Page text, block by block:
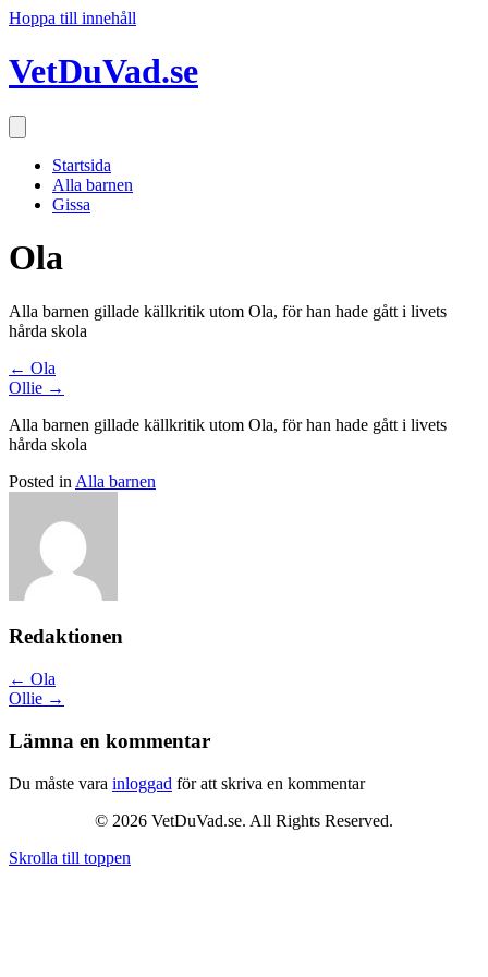
Hoppa till innehåll
VetDuVad.se
Startsida
Alla barnen
Gissa
Ola
Alla barnen gillade källkritik utom Ola, för han hade gått i livets
hårda skola
Posts
navigation
← Ola
Ollie →
Alla barnen gillade källkritik utom Ola, för han hade gått i livets
hårda skola
Posted in Alla barnen
Redaktionen
Posts
navigation
← Ola
Ollie →
Lämna en kommentar
Du måste vara inloggad för att skriva en kommentar
© 2026 VetDuVad.se. All Rights Reserved.
Skrolla till toppen